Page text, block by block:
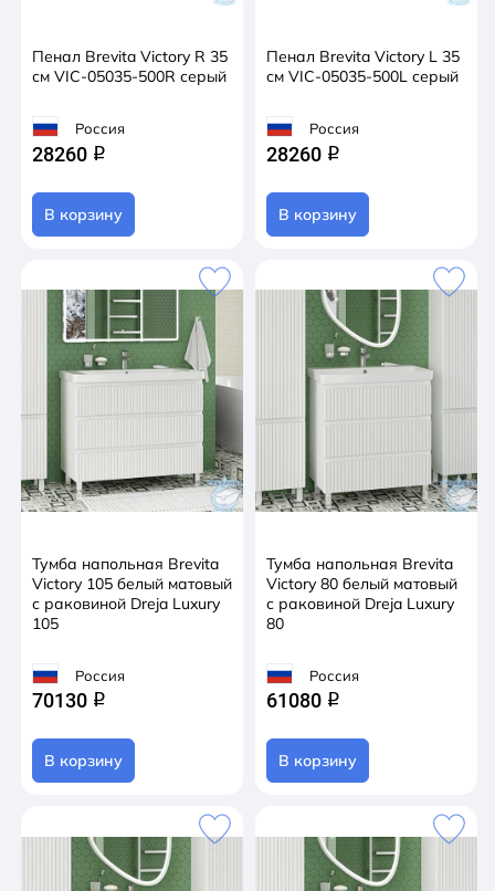
Пенал Brevita Victory R 35
см VIC-05035-500R серый
Россия
28260 q
В корзину
Пенал Brevita Victory L 35
см VIC-05035-500L серый
Россия
28260 q
В корзину
Тумба напольная Brevita
Victory 105 белый матовый
с раковиной Dreja Luxury
105
Россия
70130 q
В корзину
Тумба напольная Brevita
Victory 80 белый матовый
с раковиной Dreja Luxury
80
Россия
61080 q
В корзину